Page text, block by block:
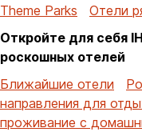
Theme Parks
Отели
Откройте для себя
роскошных отелей
Ближайшие отели
направления для
проживание с